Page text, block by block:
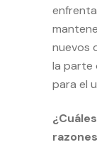
nuevos
la parte
para el